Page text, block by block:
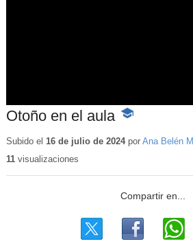
Otoño en el aula -
educativo
Subido el 16 de julio de 2024por Ana Belén M.
11visualizaciones